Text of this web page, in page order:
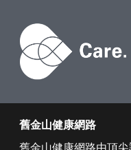
舊金山健康網路